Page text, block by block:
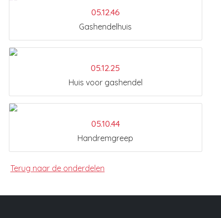
05.12.46
Gashendelhuis
05.12.25
Huis voor gashendel
05.10.44
Handremgreep
Terug naar de onderdelen